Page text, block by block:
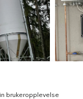
brukeropplevelse